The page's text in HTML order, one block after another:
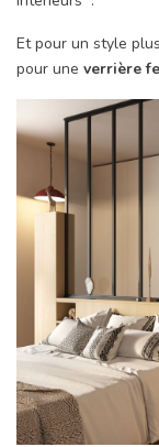
Et pour un style
pour une verrière